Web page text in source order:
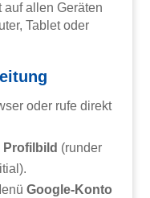
auf allen Geräten
Tablet oder
oder rufe direkt
Profilbild (runder
Google-Konto